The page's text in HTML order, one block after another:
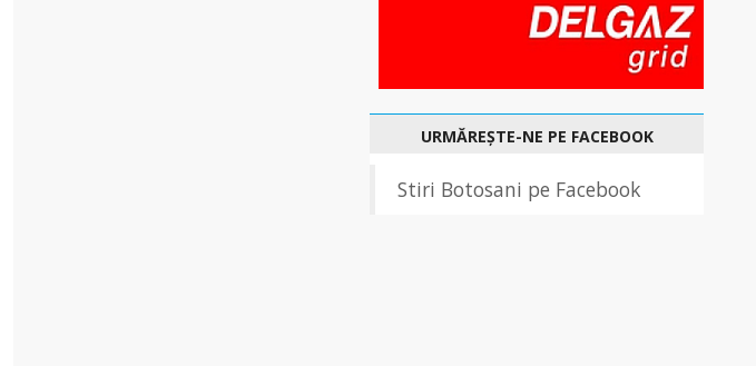
URMĂREȘTE-NE PE FACEBOOK
Stiri Botosani pe Facebook